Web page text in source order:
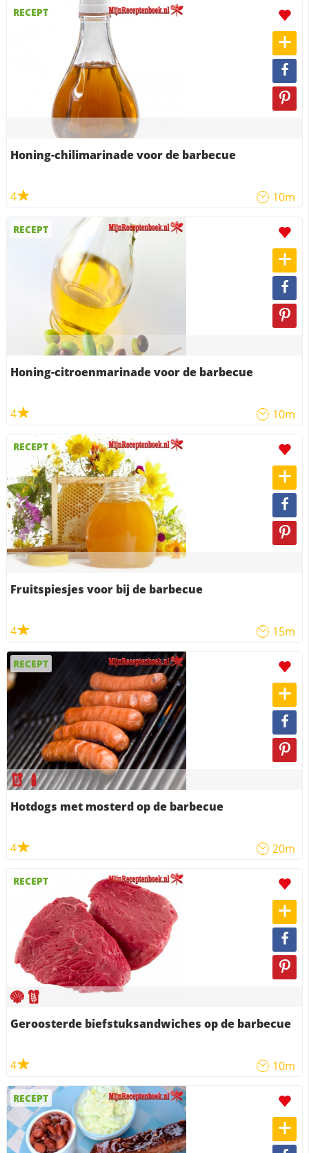
RECEPT
Honing-chilimarinade voor de barbecue
4 10m
RECEPT
Honing-citroenmarinade voor de barbecue
4 10m
RECEPT
Fruitspiesjes voor bij de barbecue
4 15m
RECEPT
Hotdogs met mosterd op de barbecue
4 20m
RECEPT
Geroosterde biefstuksandwiches op de barbecue
4 10m
RECEPT